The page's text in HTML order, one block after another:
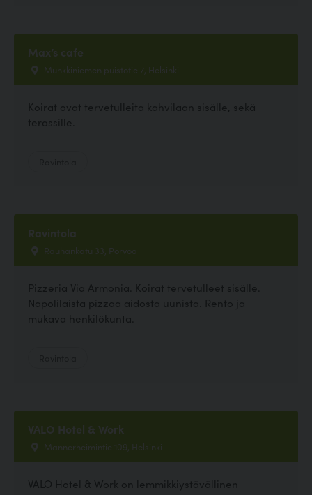
Max’s cafe
Munkkiniemen puistotie 7, Helsinki
Koirat ovat tervetulleita kahvilaan sisälle, sekä
terassille.
Ravintola
Rauhankatu 33, Porvoo
Pizzeria Via Armonia. Koirat tervetulleet sisälle.
Napolilaista pizzaa aidosta uunista. Rento ja
mukava henkilökunta.
VALO Hotel & Work
Mannerheimintie 109, Helsinki
VALO Hotel & Work on lemmikkiystävällinen